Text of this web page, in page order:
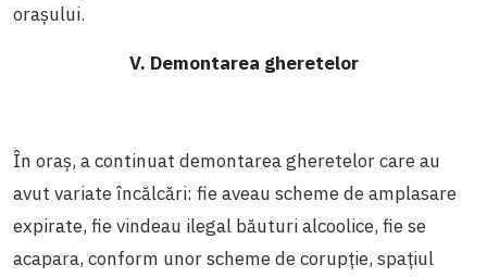
orașului.
V. Demontarea gheretelor
În oraș, a continuat demontarea gheretelor care au
avut variate încălcări: fie aveau scheme de amplasare
expirate, fie vindeau ilegal băuturi alcoolice, fie se
acapara, conform unor scheme de corupție, spațiul